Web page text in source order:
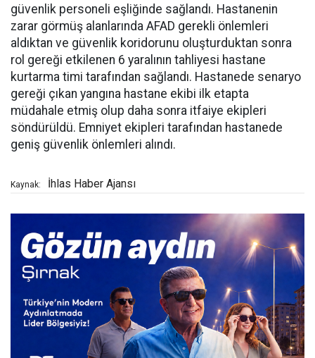
güvenlik personeli eşliğinde sağlandı. Hastanenin
zarar görmüş alanlarında AFAD gerekli önlemleri
aldıktan ve güvenlik koridorunu oluşturduktan sonra
rol gereği etkilenen 6 yaralının tahliyesi hastane
kurtarma timi tarafından sağlandı. Hastanede senaryo
gereği çıkan yangına hastane ekibi ilk etapta
müdahale etmiş olup daha sonra itfaiye ekipleri
söndürüldü. Emniyet ekipleri tarafından hastanede
geniş güvenlik önlemleri alındı.
Kaynak: İhlas Haber Ajansı